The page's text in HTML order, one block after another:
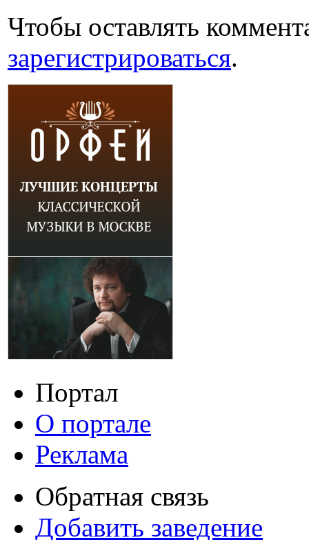
Чтобы оставлять
зарегистрироваться.
Портал
О портале
Реклама
Обратная связь
Добавить заведение